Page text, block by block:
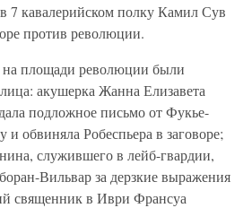
7 кавалерийском полку Камил Сув
против революции.
на площади революции были
акушерка Жанна Елизавета
подложное письмо от Фукье-
и обвиняла Робеспьера в заговоре;
служившего в лейб-гвардии,
Вильвар за дерзкие выражения
священник в Иври Франсуа